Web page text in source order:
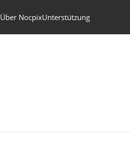
Über NocpixUnterstützung